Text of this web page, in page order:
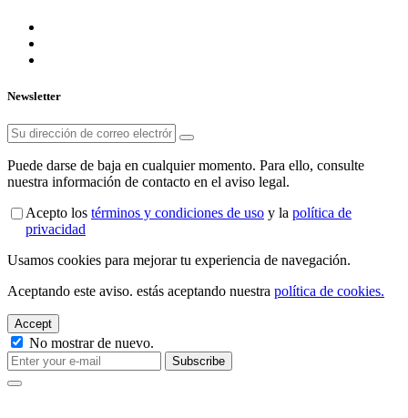
Newsletter
Puede darse de baja en cualquier momento. Para ello, consulte
nuestra información de contacto en el aviso legal.
Acepto los términos y condiciones de uso y la política de
privacidad
Usamos cookies para mejorar tu experiencia de navegación.
Aceptando este aviso. estás aceptando nuestra política de cookies.
Accept
No mostrar de nuevo.
Subscribe